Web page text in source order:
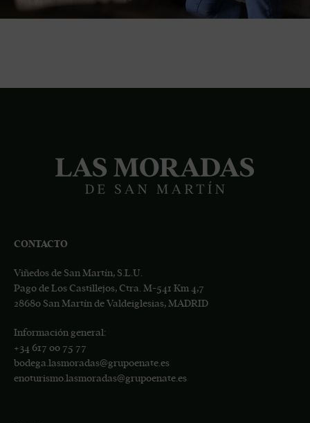
CONTACTO
Viñedos de San Martín, S.L.U.
Pago de Los Castillejos, Ctra. M-541 Km 4,7
28680 San Martín de Valdeiglesias, MADRID
Información general:
+34 617 00 75 77
bodega.lasmoradas@grupoenate.es
enoturismo.lasmoradas@grupoenate.es